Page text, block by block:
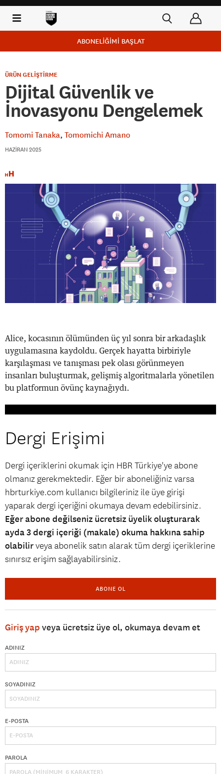
ABONELİĞİMİ BAŞLAT
ÜRÜN GELİŞTİRME
Dijital Güvenlik ve
İnovasyonu Dengelemek
Tomomi Tanaka Tomomichi Amano
HAZIRAN 2025
Alice, kocasının ölümünden üç yıl sonra bir arkadaşlık
uygulamasına kaydoldu. Gerçek hayatta birbiriyle
karşılaşması ve tanışması pek olası görünmeyen
insanları buluşturmak, gelişmiş algoritmalarla yönetilen
bu platformun övünç kaynağıydı.
Dergi Erişimi
Dergi içeriklerini okumak için HBR Türkiye'ye abone
olmanız gerekmektedir. Eğer bir aboneliğiniz varsa
hbrturkiye.com kullanıcı bilgileriniz ile üye girişi
yaparak dergi içeriğini okumaya devam edebilirsiniz.
Eğer abone değilseniz ücretsiz üyelik oluşturarak
ayda 3 dergi içeriği (makale) okuma hakkına sahip
olabilirveya abonelik satın alarak tüm dergi içeriklerine
sınırsız erişim sağlayabilirsiniz.
ABONE OL
Giriş yap veya ücretsiz üye ol, okumaya devam et
ADINIZ
SOYADINIZ
E-POSTA
PAROLA